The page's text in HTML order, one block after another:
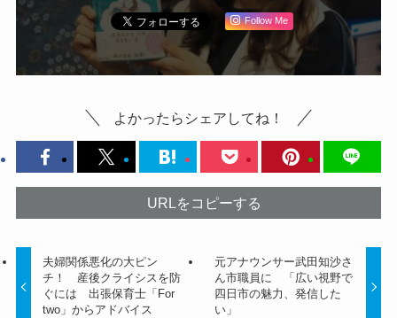
Follow Me
よかったらシェアしてね！
URLをコピーする
夫婦関係悪化の大ピン
チ！ 産後クライシスを防
ぐには 出張保育士「For
two」からアドバイス
元アナウンサー武田知沙さ
ん市職員に 「広い視野で
四日市の魅力、発信した
い」